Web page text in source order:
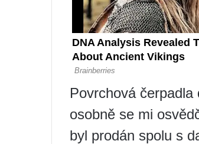
Povrchová čerpadla
osobně se mi
byl prodán spolu s